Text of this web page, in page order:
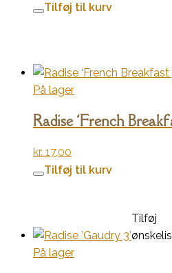
Tilføj til kurv
På lager
Radise ‘French
kr. 17,00
Tilføj til kurv
Tilføj
På lager